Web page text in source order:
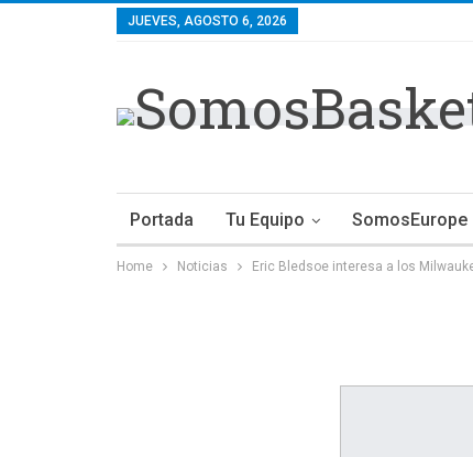
JUEVES, AGOSTO 6, 2026
Portada Tu Equipo SomosEurope
Home Noticias Eric Bledsoe interesa a los